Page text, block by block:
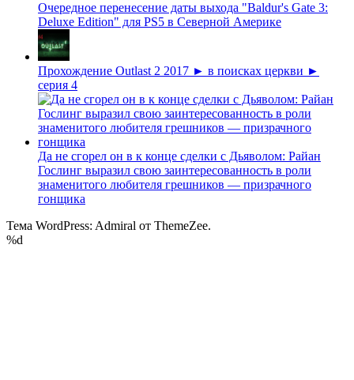
Очередное перенесение даты выхода "Baldur's Gate 3:
Deluxe Edition" для PS5 в Северной Америке
Прохождение Outlast 2 2017 ► в поисках церкви ►
серия 4
Да не сгорел он в к конце сделки с Дьяволом: Райан
Гослинг выразил свою заинтересованность в роли
знаменитого любителя грешников — призрачного
гонщика
Тема WordPress: Admiral от ThemeZee.
%d